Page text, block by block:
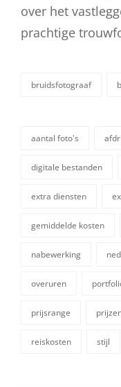
over het
prachtige
bruidsfotograaf
aantal foto's
digitale bestanden
extra diensten
gemiddelde kosten
nabewerking
overuren
prijsrange
reiskosten stijl